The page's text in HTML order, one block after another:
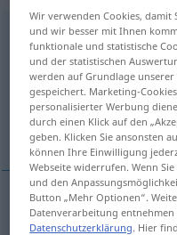
fairy-tale adj
Übersicht aller
(Für mehr Details die
Märchen…,
Märchen…,märchenhaft
Wir verwenden Cookies, damit
und wir besser mit Ihnen
funktionale und statistische
und der statistischen
werden auf Grundlage
gespeichert. Marketing-
personalisierter Werbung
durch einen Klick auf den
geben. Klicken Sie ansonsten
können Ihre Einwilligung
Webseite widerrufen. Wenn
und den
Button „Mehr Optionen“.
Datenverarbeitung entnehmen
Datenschutzerklärung. Hier